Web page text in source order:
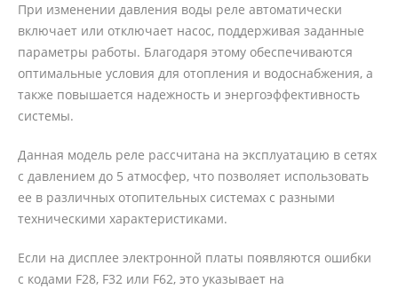
При изменении давления воды реле автоматически
включает или отключает насос, поддерживая заданные
параметры работы. Благодаря этому обеспечиваются
оптимальные условия для отопления и водоснабжения, а
также повышается надежность и энергоэффективность
системы.
Данная модель реле рассчитана на эксплуатацию в сетях
с давлением до 5 атмосфер, что позволяет использовать
ее в различных отопительных системах с разными
техническими характеристиками.
Если на дисплее электронной платы появляются ошибки
с кодами F28, F32 или F62, это указывает на